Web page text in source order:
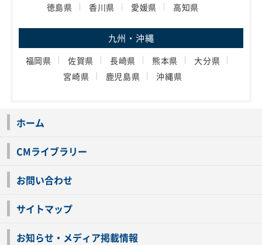
徳島県
香川県 愛媛県 高知県
九州・沖縄
福岡県 佐賀県 長崎県 熊本県
大分県
宮崎県
鹿児島県 沖縄県
ホーム
CMライブラリー
お問い合わせ
サイトマップ
お知らせ・メディア掲載情報